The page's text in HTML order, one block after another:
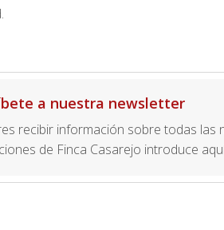
a nuestra newsletter
recibir información sobre todas las
de Finca Casarejo introduce